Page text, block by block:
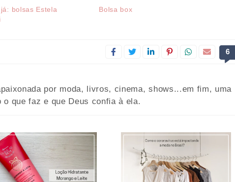
bolsas Estela
Bolsa box
6
por moda, livros, cinema, shows...em fim, uma
que faz e que Deus confia à ela.